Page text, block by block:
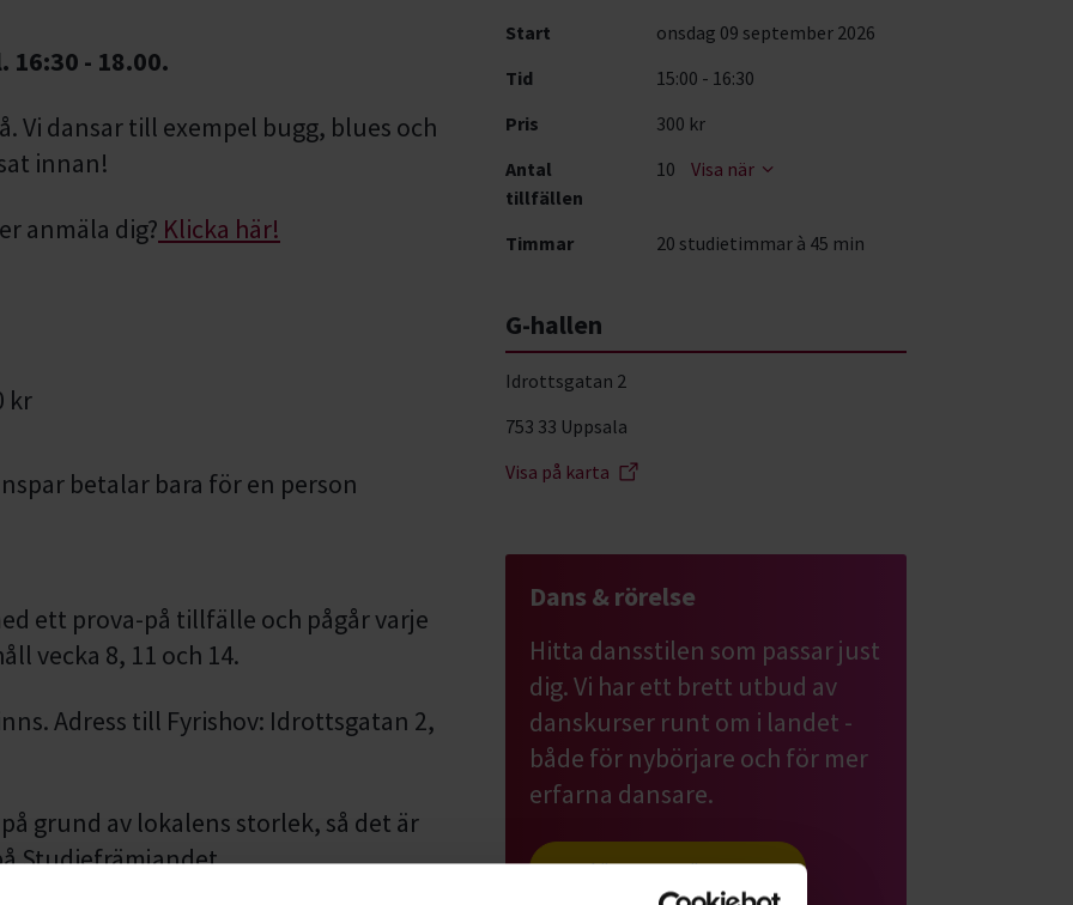
16:30 - 18.00.
Vi dansar till exempel bugg, blues och
innan!
anmäla dig? Klicka här!
kr
betalar bara för en person
ett prova-på tillfälle och pågår varje
vecka 8, 11 och 14.
Adress till Fyrishov: Idrottsgatan 2,
grund av lokalens storlek, så det är
Studiefrämjandet.
Start
onsdag 09 september 2026
Tid
15:00 - 16:30
Pris
300 kr
Antal
tillfällen
10 Visa när
Timmar 20 studietimmar à 45 min
G-hallen
Idrottsgatan 2
753 33 Uppsala
Visa på karta
Dans & rörelse
Hitta dansstilen som passar just
dig. Vi har ett brett utbud av
danskurser runt om i landet -
både för nybörjare och för mer
erfarna dansare.
Läs mer om ämnet